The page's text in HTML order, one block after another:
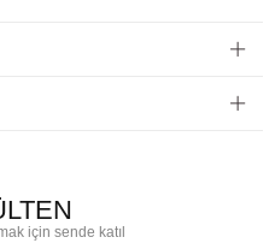
için sende katıl